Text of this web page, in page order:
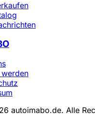
autoimabo.de. Alle